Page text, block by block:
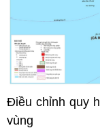
Điều chỉnh quy
vùng